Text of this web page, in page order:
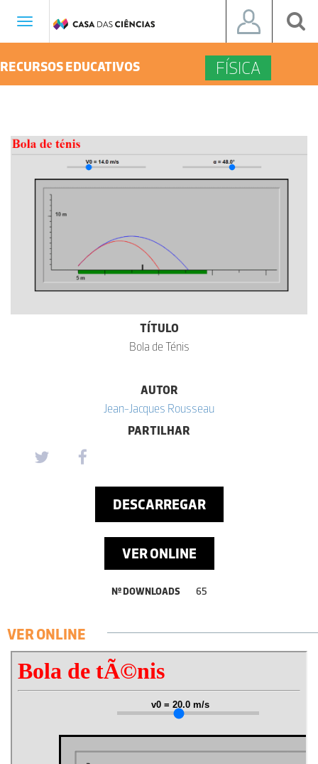
Toggle
RECURSOS EDUCATIVOS FÍSICA
TÍTULO
Bola de Ténis
AUTOR
Jean-Jacques Rousseau
PARTILHAR
DESCARREGAR
VER ONLINE
Nº DOWNLOADS 65
VER ONLINE